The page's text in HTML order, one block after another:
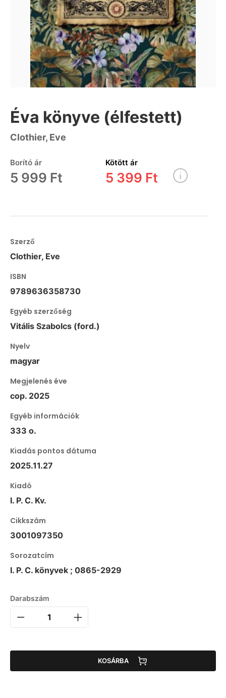
Éva könyve (élfestett)
Clothier, Eve
Borító ár
5 999 Ft
Kötött ár
5 399 Ft
Szerző
Clothier, Eve
ISBN
9789636358730
Egyéb szerzőség
Vitális Szabolcs (ford.)
Nyelv
magyar
Megjelenés éve
cop. 2025
Egyéb információk
333 o.
Kiadás pontos dátuma
2025.11.27
Kiadó
I. P. C. Kv.
Cikkszám
3001097350
Sorozatcím
I. P. C. könyvek ; 0865-2929
Darabszám
KOSÁRBA